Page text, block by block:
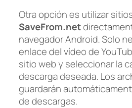
Otra opción es utilizar
SaveFrom.net
navegador Android. Solo
enlace del vídeo de
sitio web y seleccionar la
descarga deseada. Los
guardarán
de descargas.